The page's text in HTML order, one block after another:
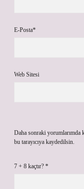
E-Posta*
Web Sitesi
Daha sonraki yorumlarımda
bu tarayıcıya kaydedilsin.
7 + 8 kaçtır? *